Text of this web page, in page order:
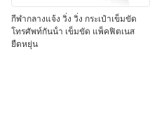
กีฬากลางแจ้ง วิ่ง วิ่ง กระเป๋าเข็มขัด
โทรศัพท์กันน้ํา เข็มขัด แพ็คฟิตเนส
ยืดหยุ่น